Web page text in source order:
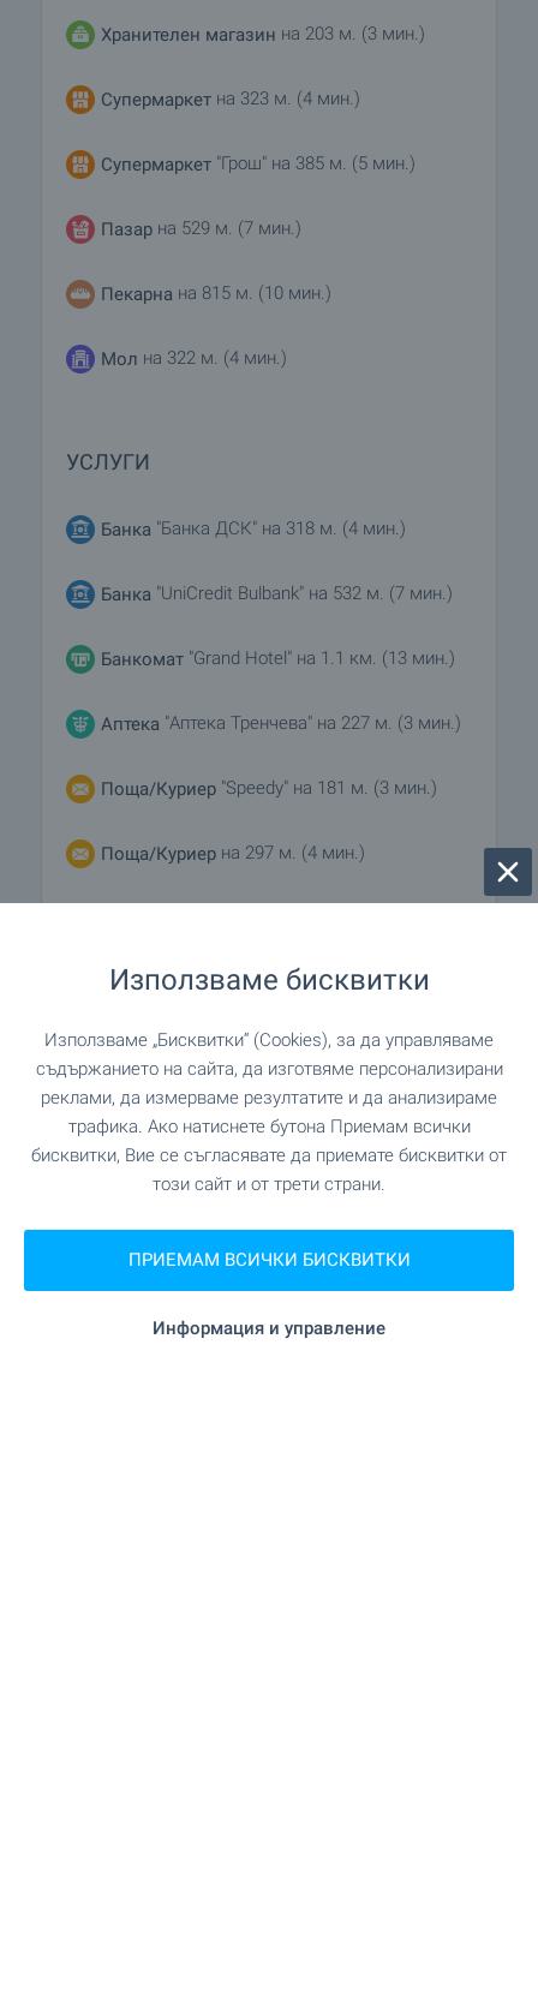
Хранителен магазин на 203 м. (3 мин.)
Супермаркет на 323 м. (4 мин.)
Супермаркет "Грош" на 385 м. (5 мин.)
Пазар на 529 м. (7 мин.)
Пекарна на 815 м. (10 мин.)
Мол на 322 м. (4 мин.)
УСЛУГИ
Банка "Банка ДСК" на 318 м. (4 мин.)
Банка "UniCredit Bulbank" на 532 м. (7 мин.)
Банкомат "Grand Hotel" на 1.1 км. (13 мин.)
Аптека "Аптека Тренчева" на 227 м. (3 мин.)
Поща/Куриер "Speedy" на 181 м. (3 мин.)
Поща/Куриер на 297 м. (4 мин.)
Салон за красота"Magic Beauty Salon - Салон
ЗАВЕДЕНИЯ
Ресторант"Бърза закуска" на 220 м. (3 мин.)
Използваме бисквитки
Използваме „Бисквитки“ (Cookies), за да управляваме
съдържанието на сайта, да изготвяме персонализирани
реклами, да измерваме резултатите и да анализираме
трафика. Ако натиснете бутона Приемам всички
бисквитки, Вие се съгласявате да приемате бисквитки от
този сайт и от трети страни.
ПРИЕМАМ ВСИЧКИ БИСКВИТКИ
Информация и управление